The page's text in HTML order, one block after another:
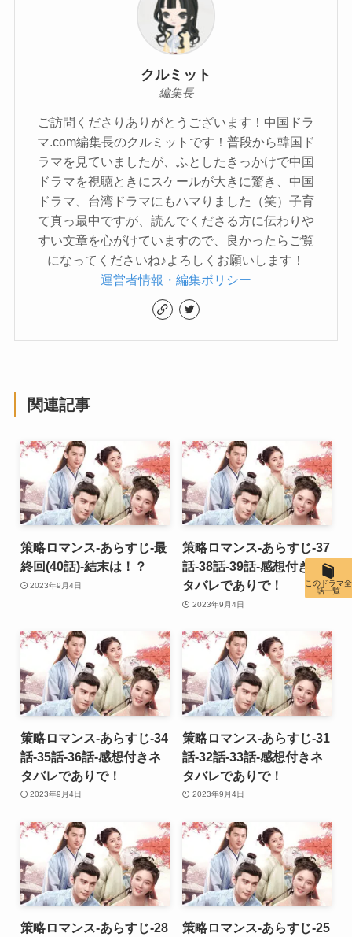
クルミット
編集長
ご訪問くださりありがとうございます！中国ドラ
マ.com編集長のクルミットです！普段から韓国ド
ラマを見ていましたが、ふとしたきっかけで中国
ドラマを視聴ときにスケールが大きに驚き、中国
ドラマ、台湾ドラマにもハマりました（笑）子育
て真っ最中ですが、読んでくださる方に伝わりや
すい文章を心がけていますので、良かったらご覧
になってくださいね♪よろしくお願いします！
運営者情報・編集ポリシー
関連記事
策略ロマンス-あらすじ-最
終回(40話)-結末は！？
2023年9月4日
策略ロマンス-あらすじ-37
話-38話-39話-感想付きネ
タバレでありで！
2023年9月4日
策略ロマンス-あらすじ-34
話-35話-36話-感想付きネ
タバレでありで！
2023年9月4日
策略ロマンス-あらすじ-31
話-32話-33話-感想付きネ
タバレでありで！
2023年9月4日
策略ロマンス-あらすじ-28 策略ロマンス-あらすじ-25
このドラマ全
話一覧